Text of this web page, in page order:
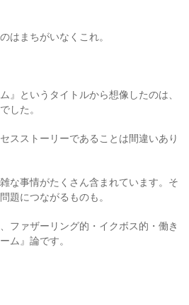
はまちがいなくこれ。
』というタイトルから想像したのは、
した。
スストーリーであることは間違いあり
な事情がたくさん含まれています。そ
題につながるものも。
ファザーリング的・イクボス的・働き
ム』論です。